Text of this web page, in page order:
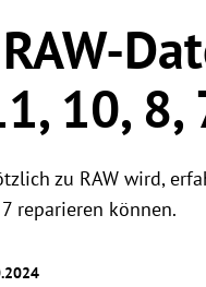
10, 8,
zu RAW wird,
reparieren können.